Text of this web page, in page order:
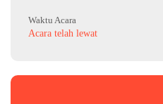
Waktu Acara
Acara telah lewat